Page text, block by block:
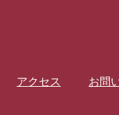
アクセス お問